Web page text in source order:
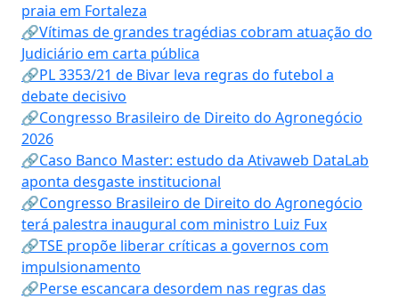
praia em Fortaleza
🔗Vítimas de grandes tragédias cobram atuação do
Judiciário em carta pública
🔗PL 3353/21 de Bivar leva regras do futebol a
debate decisivo
🔗Congresso Brasileiro de Direito do Agronegócio
2026
🔗Caso Banco Master: estudo da Ativaweb DataLab
aponta desgaste institucional
🔗Congresso Brasileiro de Direito do Agronegócio
terá palestra inaugural com ministro Luiz Fux
🔗TSE propõe liberar críticas a governos com
impulsionamento
🔗Perse escancara desordem nas regras das